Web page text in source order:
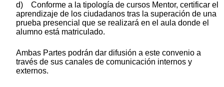
d) Conforme a la tipología de cursos Mentor, certificar el
aprendizaje de los ciudadanos tras la superación de una
prueba presencial que se realizará en el aula donde el
alumno está matriculado.
Ambas Partes podrán dar difusión a este convenio a
través de sus canales de comunicación internos y
externos.